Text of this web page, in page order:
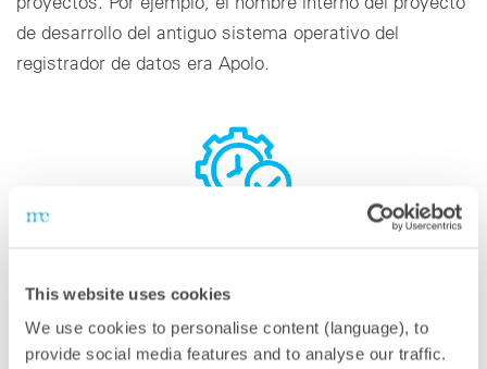
This website uses cookies
We use cookies to personalise content (language), to
provide social media features and to analyse our traffic.
de desarrollo del antiguo sistema operativo del
registrador de datos era Apolo.
portal se encuentra en la Feria de Friburgo y